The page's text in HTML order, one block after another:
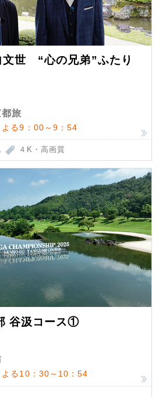
文世 “心の兄弟”ふたり
旅
る9：00～9：54
４K・高画質
谷汲コース①
る10：30～10：54